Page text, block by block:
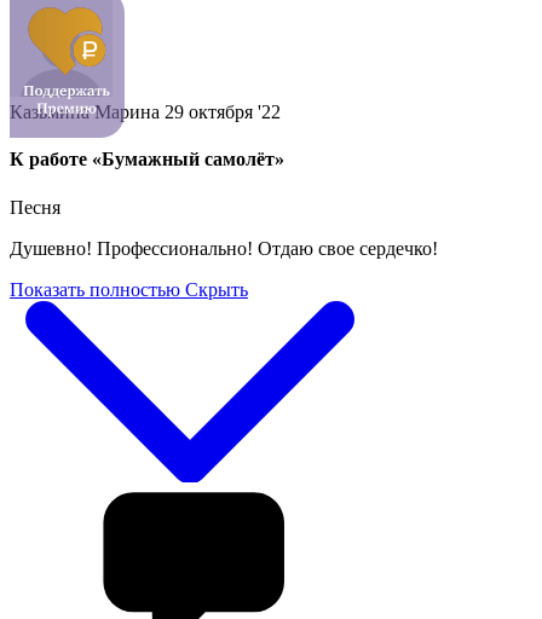
Казьмина Марина 29 октября '22
К работе «Бумажный самолёт»
Песня
Душевно! Профессионально! Отдаю свое сердечко!
Показать полностью Скрыть